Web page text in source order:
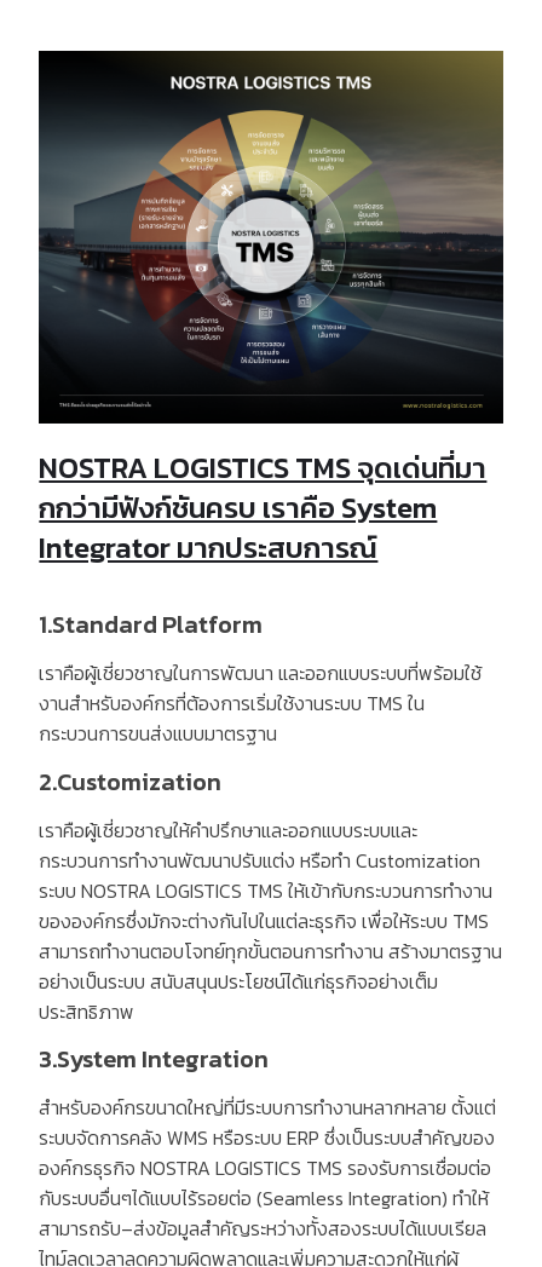
NOSTRA LOGISTICS TMS จุดเด่นที่มา
กกว่ามีฟังก์ชันครบ เราคือ System
Integrator มากประสบการณ์
1.Standard Platform
เราคือผู้เชี่ยวชาญในการพัฒนา และออกแบบระบบที่พร้อมใช้
งานสำหรับองค์กรที่ต้องการเริ่มใช้งานระบบ TMSใน
กระบวนการขนส่งแบบมาตรฐาน
2.Customization
เราคือผู้เชี่ยวชาญให้คำปรึกษาและออกแบบระบบและ
กระบวนการทำงานพัฒนาปรับแต่ง หรือทำ Customization
ระบบ NOSTRA LOGISTICS TMSให้เข้ากับกระบวนการทำงาน
ขององค์กรซึ่งมักจะต่างกันไปในแต่ละธุรกิจ เพื่อให้ระบบ TMS
สามารถทำงานตอบโจทย์ทุกขั้นตอนการทำงาน สร้างมาตรฐาน
อย่างเป็นระบบ สนับสนุนประโยชน์ได้แก่ธุรกิจอย่างเต็ม
ประสิทธิภาพ
3.System Integration
สำหรับองค์กรขนาดใหญ่ที่มีระบบการทำงานหลากหลาย ตั้งแต่
ระบบจัดการคลัง WMSหรือระบบ ERPซึ่งเป็นระบบสำคัญของ
องค์กรธุรกิจ NOSTRA LOGISTICS TMSรองรับการเชื่อมต่อ
กับระบบอื่นๆได้แบบไร้รอยต่อ (Seamless Integration)ทำให้
สามารถรับ–ส่งข้อมูลสำคัญระหว่างทั้งสองระบบได้แบบเรียล
ไทม์ลดเวลาลดความผิดพลาดและเพิ่มความสะดวกให้แก่ผู้